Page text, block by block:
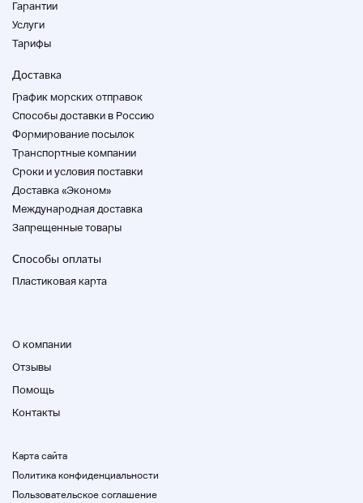
Административный номер
2100010023810
Производитель
Название автомобиля
Тигр 955i T709EN
Модель
SMTTG720
SMTTG720WT1137***
Ключ
1 часть
Расстояние до метра
48268 км
Гарантии
Услуги
Тарифы
Доставка
График морских отправок
Способы доставки в Россию
Формирование посылок
Транспортные компании
Cроки и условия поставки
Доставка «Эконом»
Международная доставка
Запрещенные товары
Способы оплаты
Пластиковая карта
О компании
Отзывы
Помощь
Контакты
Карта сайта
Политика конфиденциальности
Пользовательское соглашение